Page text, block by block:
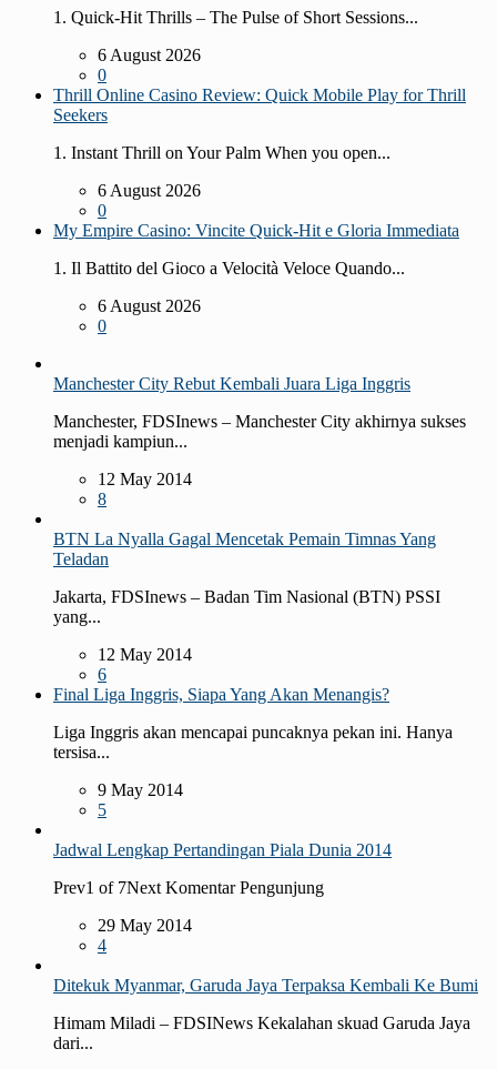
1. Quick‑Hit Thrills – The Pulse of Short Sessions...
6 August 2026
0
Thrill Online Casino Review: Quick Mobile Play for Thrill
Seekers
1. Instant Thrill on Your Palm When you open...
6 August 2026
0
My Empire Casino: Vincite Quick‑Hit e Gloria Immediata
1. Il Battito del Gioco a Velocità Veloce Quando...
6 August 2026
0
Manchester City Rebut Kembali Juara Liga Inggris
Manchester, FDSInews – Manchester City akhirnya sukses
menjadi kampiun...
12 May 2014
8
BTN La Nyalla Gagal Mencetak Pemain Timnas Yang
Teladan
Jakarta, FDSInews – Badan Tim Nasional (BTN) PSSI
yang...
12 May 2014
6
Final Liga Inggris, Siapa Yang Akan Menangis?
Liga Inggris akan mencapai puncaknya pekan ini. Hanya
tersisa...
9 May 2014
5
Jadwal Lengkap Pertandingan Piala Dunia 2014
Prev1 of 7Next Komentar Pengunjung
29 May 2014
4
Ditekuk Myanmar, Garuda Jaya Terpaksa Kembali Ke Bumi
Himam Miladi – FDSINews Kekalahan skuad Garuda Jaya
dari...